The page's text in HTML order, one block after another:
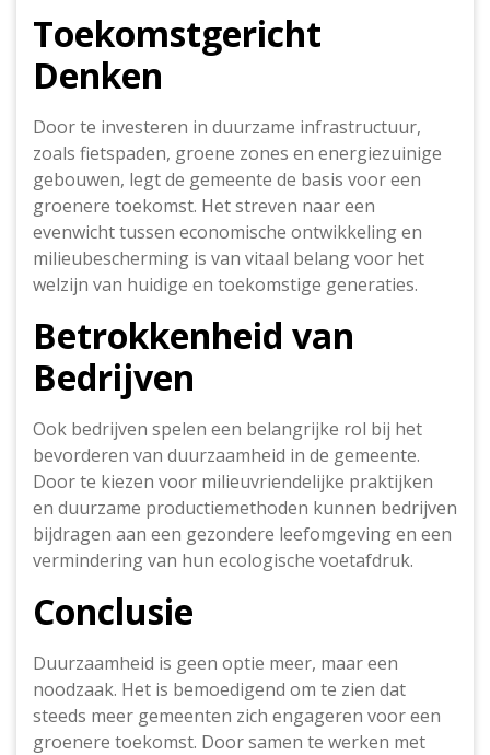
Toekomstgericht
Denken
Door te investeren in duurzame infrastructuur,
zoals fietspaden, groene zones en energiezuinige
gebouwen, legt de gemeente de basis voor een
groenere toekomst. Het streven naar een
evenwicht tussen economische ontwikkeling en
milieubescherming is van vitaal belang voor het
welzijn van huidige en toekomstige generaties.
Betrokkenheid van
Bedrijven
Ook bedrijven spelen een belangrijke rol bij het
bevorderen van duurzaamheid in de gemeente.
Door te kiezen voor milieuvriendelijke praktijken
en duurzame productiemethoden kunnen bedrijven
bijdragen aan een gezondere leefomgeving en een
vermindering van hun ecologische voetafdruk.
Conclusie
Duurzaamheid is geen optie meer, maar een
noodzaak. Het is bemoedigend om te zien dat
steeds meer gemeenten zich engageren voor een
groenere toekomst. Door samen te werken met